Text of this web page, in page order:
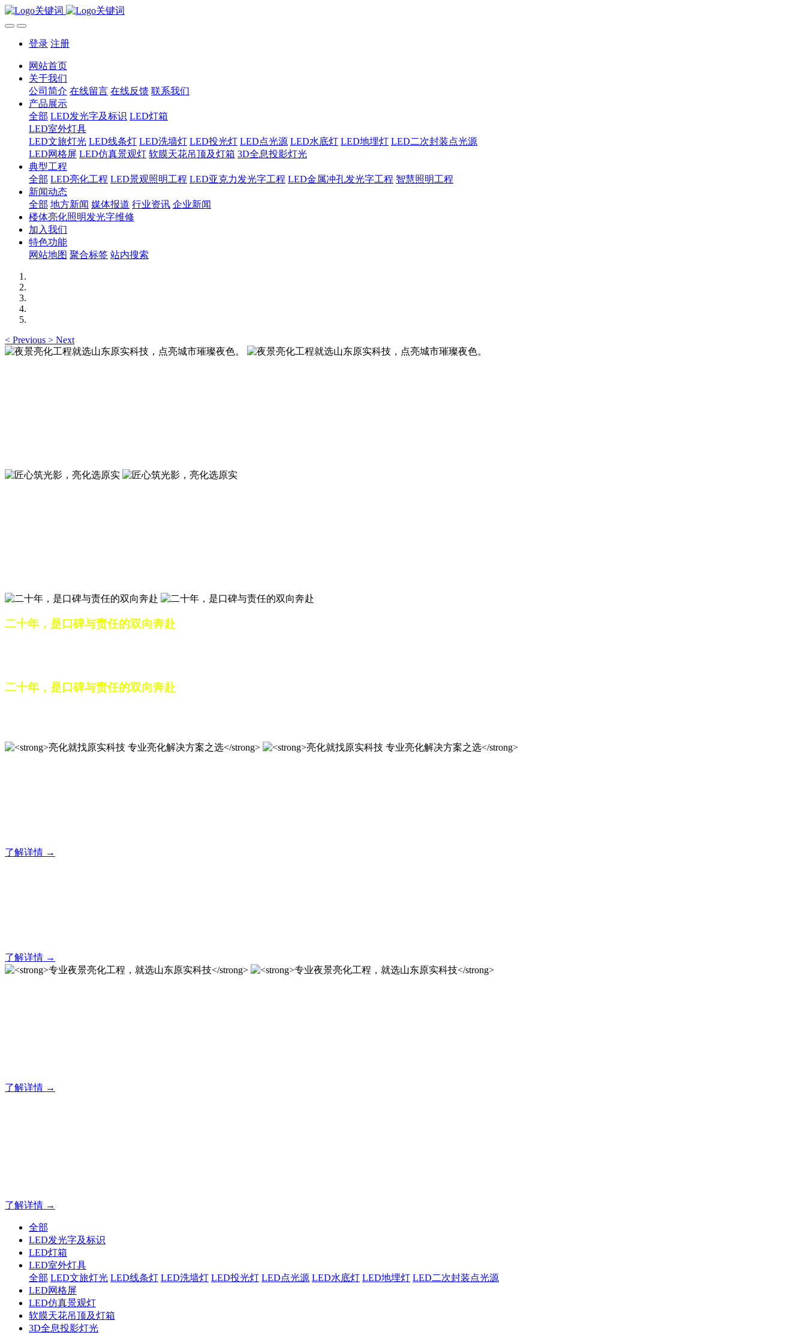
登录 注册
网站首页
关于我们
公司简介 在线留言 在线反馈 联系我们
产品展示
全部 LED发光字及标识 LED灯箱
LED室外灯具
LED文旅灯光 LED线条灯 LED洗墙灯 LED投光灯 LED点光源 LED水底灯 LED地埋灯 LED二次封装点光源
LED网格屏 LED仿真景观灯 软膜天花吊顶及灯箱 3D全息投影灯光
典型工程
全部 LED亮化工程 LED景观照明工程 LED亚克力发光字工程 LED金属冲孔发光字工程 智慧照明工程
新闻动态
全部 地方新闻 媒体报道 行业资讯 企业新闻
楼体亮化照明发光字维修
加入我们
特色功能
网站地图 聚合标签 站内搜索
< Previous > Next
二十年，是口碑与责任的双向奔赴
二十年，是口碑与责任的双向奔赴
了解详情 →
了解详情 →
了解详情 →
了解详情 →
全部
LED发光字及标识
LED灯箱
LED室外灯具
全部 LED文旅灯光 LED线条灯 LED洗墙灯 LED投光灯 LED点光源 LED水底灯 LED地埋灯 LED二次封装点光源
LED网格屏
LED仿真景观灯
软膜天花吊顶及灯箱
3D全息投影灯光